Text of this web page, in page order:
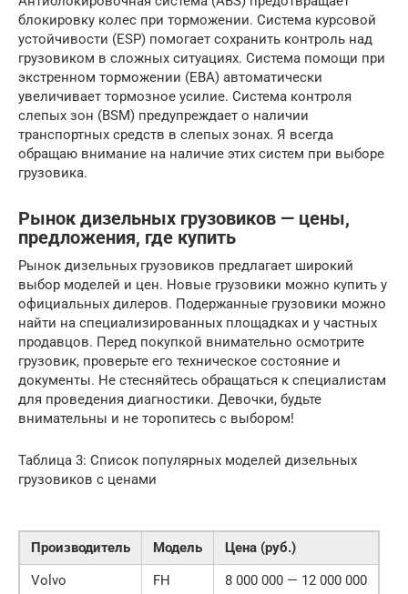
блокировку колес при торможении. Система курсовой
устойчивости (ESP) помогает сохранить контроль над
грузовиком в сложных ситуациях. Система помощи при
экстренном торможении (EBA) автоматически
увеличивает тормозное усилие. Система контроля
слепых зон (BSM) предупреждает о наличии
транспортных средств в слепых зонах. Я всегда
обращаю внимание на наличие этих систем при выборе
грузовика.
Рынок дизельных грузовиков — цены,
предложения, где купить
Рынок дизельных грузовиков предлагает широкий
выбор моделей и цен. Новые грузовики можно купить у
официальных дилеров. Подержанные грузовики можно
найти на специализированных площадках и у частных
продавцов. Перед покупкой внимательно осмотрите
грузовик, проверьте его техническое состояние и
документы. Не стесняйтесь обращаться к специалистам
для проведения диагностики. Девочки, будьте
внимательны и не торопитесь с выбором!
Таблица 3: Список популярных моделей дизельных
грузовиков с ценами
Производитель Модель
Цена (руб.)
Volvo
FH
8 000 000 — 12 000 000